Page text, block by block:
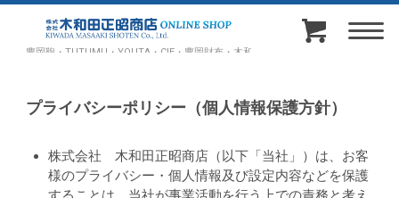
豊岡鞄・TUTUMU・YOUTA・CIE・豊岡財布・木和田正昭商店オンラインショップ
プライバシーポリシー（個人情報保護方針）
株式会社 木和田正昭商店（以下「当社」）は、お客
様のプライバシー・個人情報及び設定内容などを保護